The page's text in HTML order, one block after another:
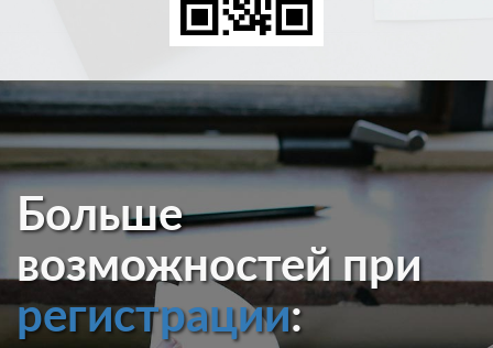
Больше
возможностей при
регистрации: